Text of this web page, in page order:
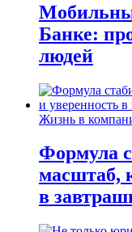
Банке:
людей
Жизнь в
Формула
масштаб,
в